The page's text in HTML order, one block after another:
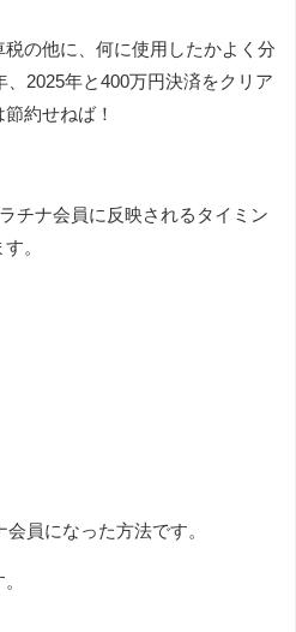
の他に、何に使用したかよく分
2025年と400万円決済をクリア
約せねば！
チナ会員に反映されるタイミン
。
員になった方法です。